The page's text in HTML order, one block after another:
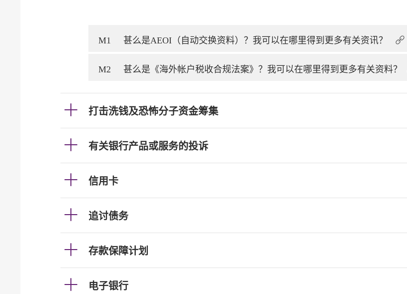
M1 甚么是AEOI（自动交换资料）？我可以在哪里得到更多有关资讯？
M2 甚么是《海外帐户税收合规法案》？我可以在哪里得到更多有关资料？
打击洗钱及恐怖分子资金筹集
有关银行产品或服务的投诉
信用卡
追讨债务
存款保障计划
电子银行